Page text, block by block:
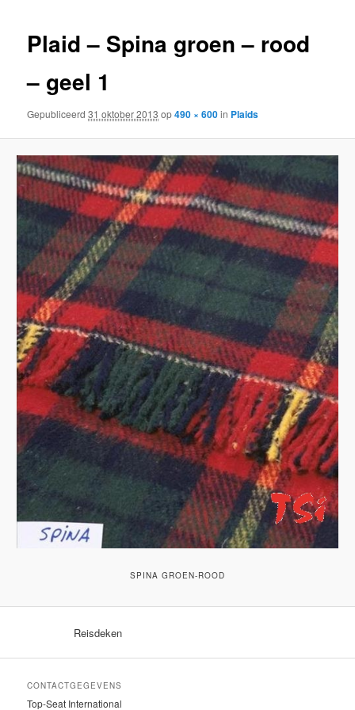
Plaid – Spina groen – rood
– geel 1
Gepubliceerd31 oktober 2013 op490 × 600in Plaids
SPINA GROEN-ROOD
Reisdeken
CONTACTGEGEVENS
Top-Seat International